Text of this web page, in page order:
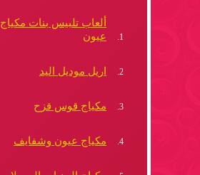
ألعاب تلبيس بنات مكياج
عيون
اريل موديل اليد
مكياج قوس قزح
مكياج عيون وشفايف